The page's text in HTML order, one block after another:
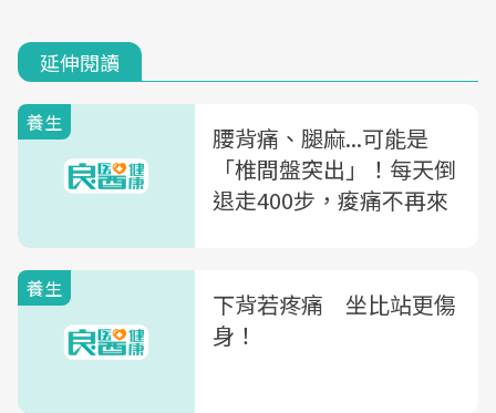
延伸閱讀
養生
腰背痛、腿麻...可能是
「椎間盤突出」！每天倒
退走400步，痠痛不再來
養生
下背若疼痛 坐比站更傷
身！